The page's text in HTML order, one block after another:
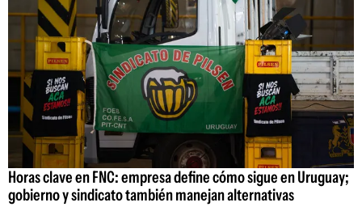
Horas clave en FNC: empresa define cómo sigue en Uruguay;
gobierno y sindicato también manejan alternativas